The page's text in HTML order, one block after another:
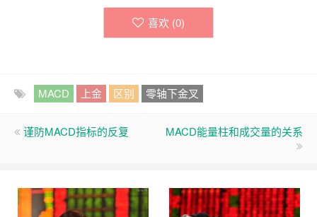
喜欢 (0)
MACD 上金 区别 零轴下金叉
谨防MACD指标的反复 MACD能量柱和成交量的关系